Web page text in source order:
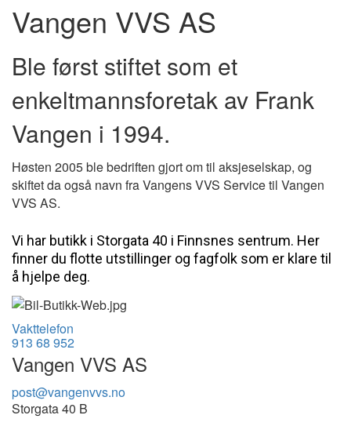
Vangen VVS AS
Ble først stiftet som et
enkeltmannsforetak av Frank
Vangen i 1994.
Høsten 2005 ble bedriften gjort om til aksjeselskap, og
skiftet da også navn fra Vangens VVS Service til Vangen
VVS AS.
Vi har butikk i Storgata 40 i Finnsnes sentrum. Her
finner du flotte utstillinger og fagfolk som er klare til
å hjelpe deg.
Vakttelefon
913 68 952
Vangen VVS AS
post@vangenvvs.no
Storgata 40 B